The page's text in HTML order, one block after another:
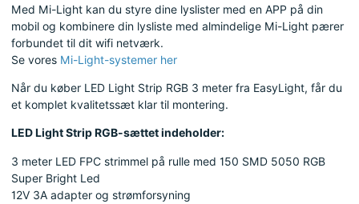
Med Mi-Light kan du styre dine lyslister med en APP på din
mobil og kombinere din lysliste med almindelige Mi-Light pærer
forbundet til dit wifi netværk.
Se vores Mi-Light-systemer her
Når du køber LED Light Strip RGB 3 meter fra EasyLight, får du
et komplet kvalitetssæt klar til montering.
LED Light Strip RGB-sættet indeholder:
3 meter LED FPC strimmel på rulle med 150 SMD 5050 RGB
Super Bright Led
12V 3A adapter og strømforsyning